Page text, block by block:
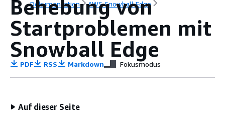
Dokumentation AWS Snowball Edge
Behebung von
Startproblemen mit
Snowball Edge
PDF RSS Markdown Fokusmodus
Auf dieser Seite